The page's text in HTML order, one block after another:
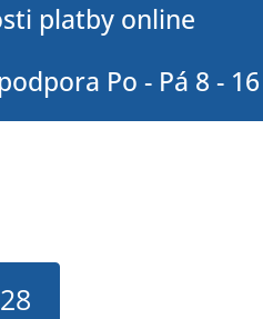
platby online
Po - Pá 8 - 16